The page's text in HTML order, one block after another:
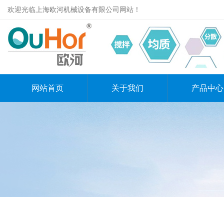
欢迎光临上海欧河机械设备有限公司网站！
网站首页 关于我们 产品中心